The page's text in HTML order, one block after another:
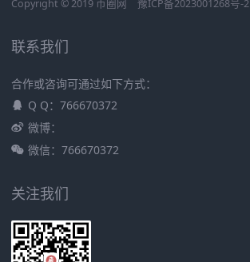
Copyright © 2019 币圈网 豫ICP备2023001268号-2
联系我们
合作或咨询可通过如下方式：
Q Q：766670372
微博：
微信：766670372
关注我们